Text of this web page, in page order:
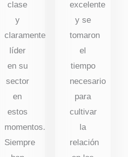
clase
y
claramente
líder
en su
sector
en
estos
momentos.
Siempre
excelente
y se
tomaron
el
tiempo
necesario
para
cultivar
la
relación